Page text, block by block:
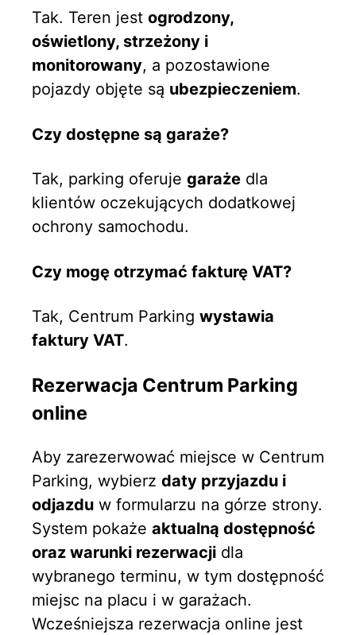
Tak. Teren jest ogrodzony,
oświetlony, strzeżony i
monitorowany, a pozostawione
pojazdy objęte są ubezpieczeniem.
Czy dostępne są garaże?
Tak, parking oferuje garaże dla
klientów oczekujących dodatkowej
ochrony samochodu.
Czy mogę otrzymać fakturę VAT?
Tak, Centrum Parking wystawia
faktury VAT.
Rezerwacja Centrum Parking
online
Aby zarezerwować miejsce w Centrum
Parking, wybierz daty przyjazdu i
odjazdu w formularzu na górze strony.
System pokaże aktualną dostępność
oraz warunki rezerwacji dla
wybranego terminu, w tym dostępność
miejsc na placu i w garażach.
Wcześniejsza rezerwacja online jest